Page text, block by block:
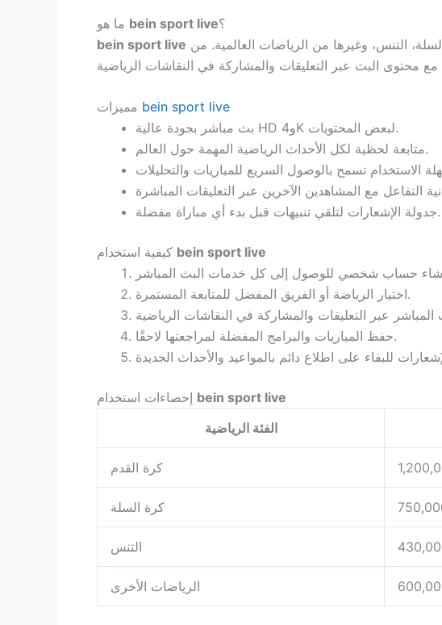
bein sport live؟
bein sport live
bein sport live
بث مباشر بجودة عالية HD و4K لبعض المحتويات.
متابعة لحظية لكل الأحداث الرياضية المهمة حول العالم.
جدولة الإشعارات لتلقي تنبيهات قبل بدء أي مباراة مفضلة.
bein sport live
اختيار الرياضة أو الفريق المفضل للمتابعة المستمرة.
حفظ المباريات والبرامج المفضلة لمراجعتها لاحقًا.
bein sport live
الفئة الرياضية
كرة القدم
كرة السلة
التنس
الرياضات الأخرى